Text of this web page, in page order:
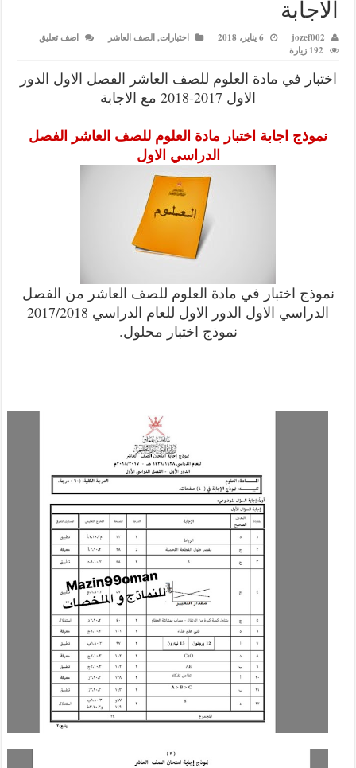
6 يناير، 2018 اختبارات الصف العاشر اضف تعليق
في مادة العلوم للصف العاشر الفصل الاول الدور
اجابة اختبار مادة العلوم للصف العاشر الفصل
الدراسي الاول
اختبار في مادة العلوم للصف العاشر من الفصل
الدراسي الاول الدور الاول للعام الدراسي 2017/2018
نموذج اختبار محلول.